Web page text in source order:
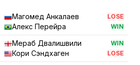
Магомед Анкалаев LOSE
Алекс Перейра WIN
Мераб Двалишвили WIN
Кори Сэндхаген LOSE